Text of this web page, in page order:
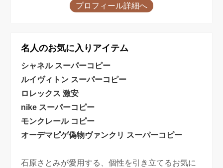
プロフィール詳細へ
名人のお気に入りアイテム
シャネル スーパーコピー
ルイヴィトン スーパーコピー
ロレックス 激安
nike スーパーコピー
モンクレール コピー
オーデマピゲ偽物ヴァンクリ スーパーコピー
石原さとみが愛用する、個性を引き立てるお気に